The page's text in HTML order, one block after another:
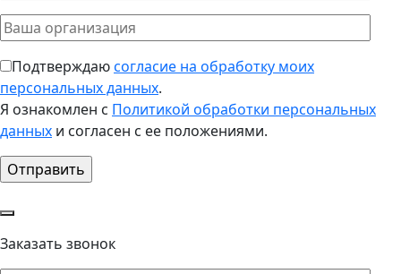
Подтверждаюсогласие на обработку моих
персональных данных.
Я ознакомлен с Политикой обработки персональных
данных и согласен с ее положениями.
Заказать звонок